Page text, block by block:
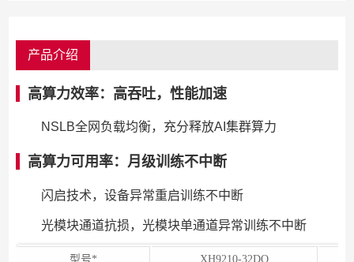
产品介绍
高算力效率：高吞吐，性能加速
NSLB全网负载均衡，充分释放AI集群算力
高算力可用率：月级训练不中断
闪启技术，设备异常重启训练不中断
光模块通道抗损，光模块单通道异常训练不中断
型号* XH9210-32DQ